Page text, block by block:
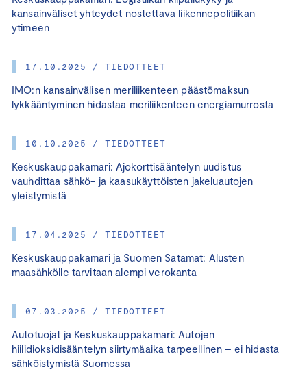
kansainväliset yhteydet nostettava liikennepolitiikan
ytimeen
17.10.2025 / TIEDOTTEET
IMO:n kansainvälisen meriliikenteen päästömaksun
lykkääntyminen hidastaa meriliikenteen energiamurrosta
10.10.2025 / TIEDOTTEET
Keskuskauppakamari: Ajokorttisääntelyn uudistus
vauhdittaa sähkö- ja kaasukäyttöisten jakeluautojen
yleistymistä
17.04.2025 / TIEDOTTEET
Keskuskauppakamari ja Suomen Satamat: Alusten
maasähkölle tarvitaan alempi verokanta
07.03.2025 / TIEDOTTEET
Autotuojat ja Keskuskauppakamari: Autojen
hiilidioksidisääntelyn siirtymäaika tarpeellinen – ei hidasta
sähköistymistä Suomessa